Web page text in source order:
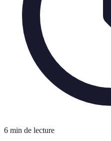
6 min de lecture